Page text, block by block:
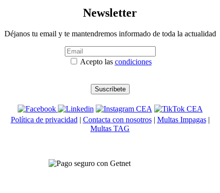
Newsletter
Déjanos tu email y te mantendremos informado de toda la actualidad
Acepto las condiciones
Política de privacidad | Contacta con nosotros| Multas Impagas|
Multas TAG